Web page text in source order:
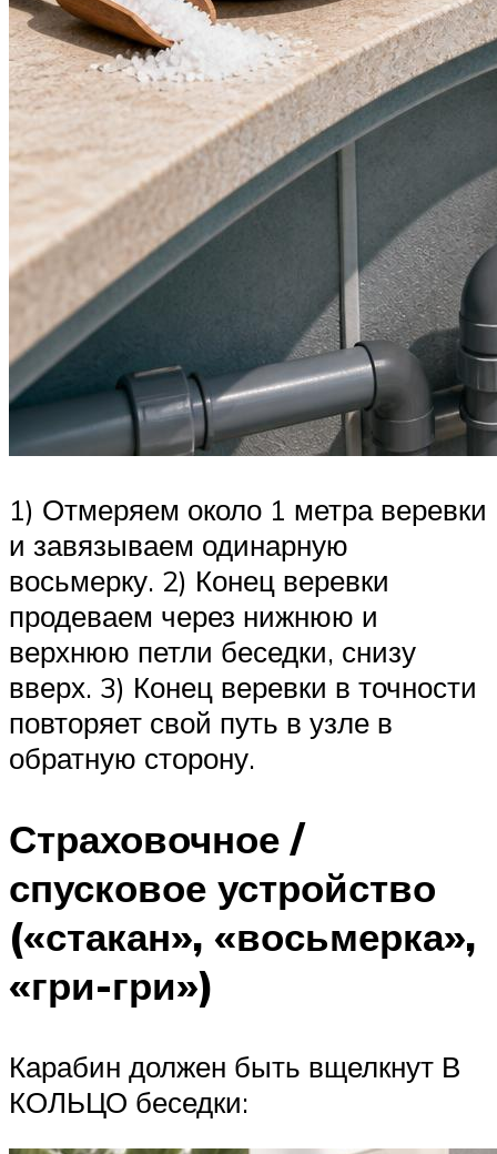
1) Отмеряем около 1 метра веревки
и завязываем одинарную
восьмерку. 2) Конец веревки
продеваем через нижнюю и
верхнюю петли беседки, снизу
вверх. 3) Конец веревки в точности
повторяет свой путь в узле в
обратную сторону.
Страховочное /
спусковое устройство
(«стакан», «восьмерка»,
«гри-гри»)
Карабин должен быть вщелкнут В
КОЛЬЦО беседки: